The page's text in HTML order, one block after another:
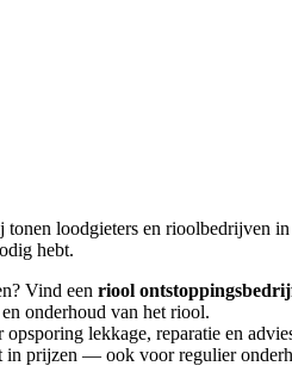
tonen loodgieters en rioolbedrijven
hebt.
? Vind een riool
onderhoud van het riool.
lekkage, reparatie en
in prijzen — ook voor regulier